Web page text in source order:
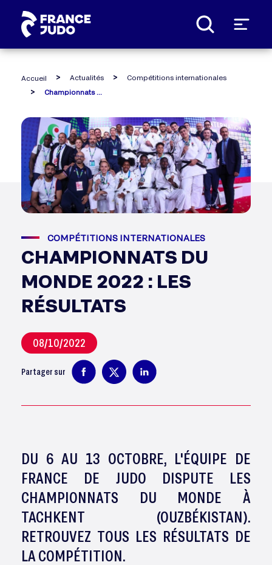
Accueil Actualités
Compétitions internationales
COMPÉTITIONS INTERNATIONALES
CHAMPIONNATS DU
MONDE 2022 : LES
RÉSULTATS
08/10/2022
Partager sur
DU 6 AU 13 OCTOBRE, L'ÉQUIPE DE
FRANCE DE JUDO DISPUTE LES
CHAMPIONNATS DU MONDE À
TACHKENT (OUZBÉKISTAN).
RETROUVEZ TOUS LES RÉSULTATS DE
LA COMPÉTITION.